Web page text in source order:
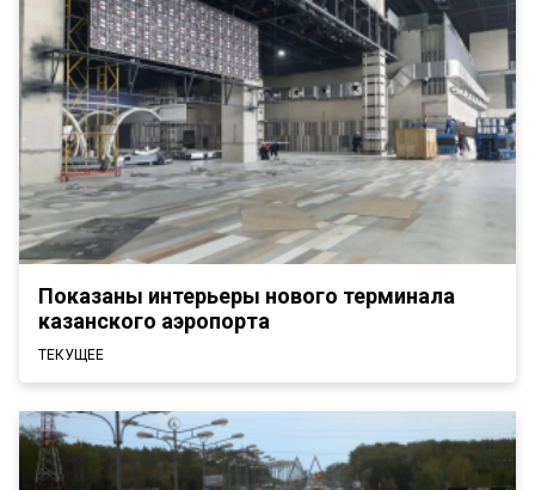
Показаны интерьеры нового терминала
казанского аэропорта
ТЕКУЩЕЕ